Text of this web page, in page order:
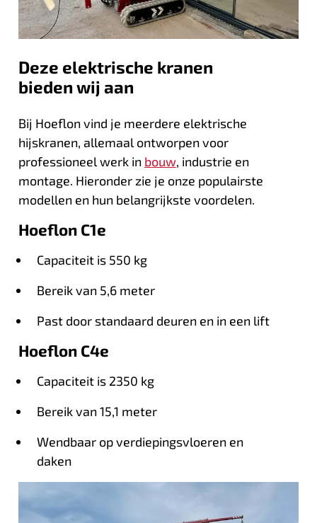
Deze elektrische kranen
bieden wij aan
Bij Hoeflon vind je meerdere elektrische
hijskranen, allemaal ontworpen voor
professioneel werk in bouw, industrie en
montage. Hieronder zie je onze populairste
modellen en hun belangrijkste voordelen.
Hoeflon C1e
Capaciteit is 550 kg
Bereik van 5,6 meter
Past door standaard deuren en in een lift
Hoeflon C4e
Capaciteit is 2350 kg
Bereik van 15,1 meter
Wendbaar op verdiepingsvloeren en
daken